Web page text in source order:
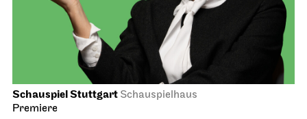
Schauspiel Stuttgart Schauspielhaus
Premiere